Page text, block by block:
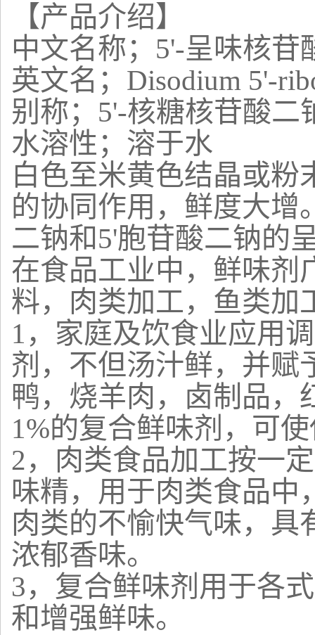
【产品介绍】
中文名称；5'-呈味核苷
英文名；Disodium 5'-
别称；5'-核糖核苷酸二
水溶性；溶于水
白色至米黄色结晶或
的协同作用，鲜度大增
二钠和5'胞苷酸二钠的
在食品工业中，鲜味剂
料，肉类加工，鱼类加
1，家庭及饮食业应用
剂，不但汤汁鲜，并赋
鸭，烧羊肉，卤制品，
1%的复合鲜味剂，可
2，肉类食品加工按一
味精，用于肉类食品中
肉类的不愉快气味，具
浓郁香味。
3，复合鲜味剂用于各
和增强鲜味。